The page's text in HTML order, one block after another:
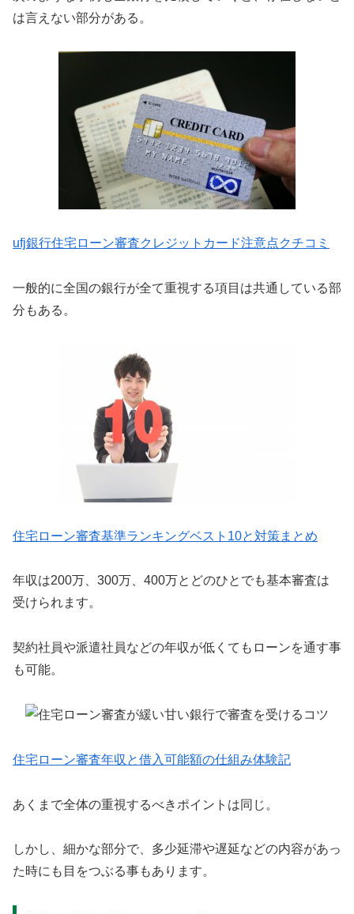
は言えない部分がある。
ufj銀行住宅ローン審査クレジットカード注意点クチコミ
一般的に全国の銀行が全て重視する項目は共通している部
分もある。
住宅ローン審査基準ランキングベスト10と対策まとめ
年収は200万、300万、400万とどのひとでも基本審査は
受けられます。
契約社員や派遣社員などの年収が低くてもローンを通す事
も可能。
住宅ローン審査年収と借入可能額の仕組み体験記
あくまで全体の重視するべきポイントは同じ。
しかし、細かな部分で、多少延滞や遅延などの内容があっ
た時にも目をつぶる事もあります。